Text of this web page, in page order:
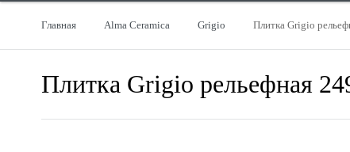
Главная Alma Ceramica Grigio Плитка Grigio
Плитка Grigio рельефная